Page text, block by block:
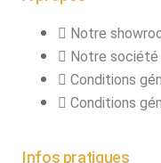
Notre
Notre société
Conditions
Conditions
Infos pratiques